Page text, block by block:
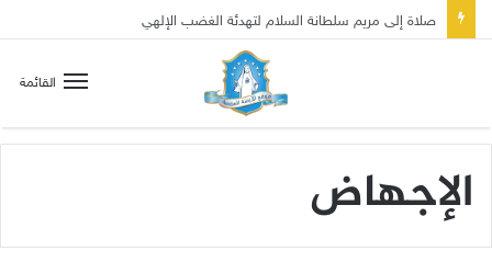
صلاة إلى مريم سلطانة السلام لتهدئة الغضب الإلهي
القائمة
الإجهاض